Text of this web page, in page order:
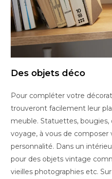
Des objets déco
Pour compléter votre
trouveront facilement leur
meuble. Statuettes, bougies,
voyage, à vous de
personnalité. Dans un
pour des objets vintage
vieilles photographies etc.